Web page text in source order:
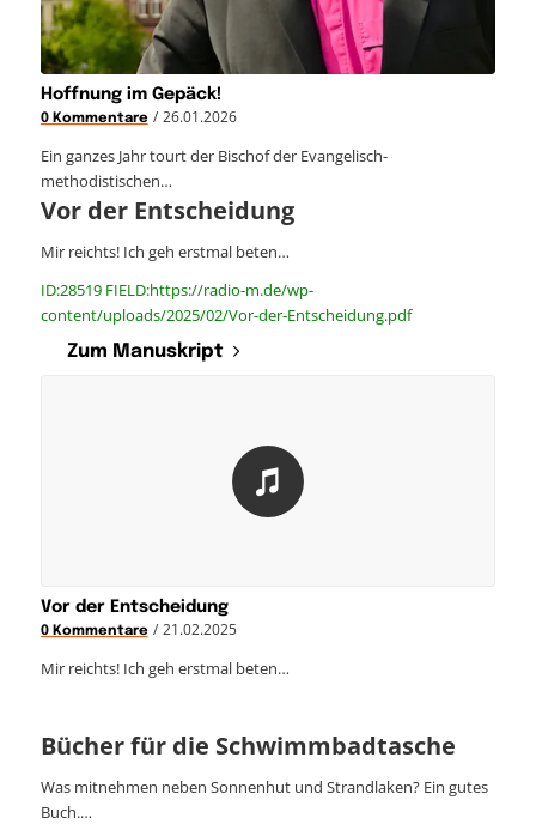
Hoffnung im Gepäck!
0 Kommentare / 26.01.2026
Ein ganzes Jahr tourt der Bischof der Evangelisch-
methodistischen…
Vor der Entscheidung
Mir reichts! Ich geh erstmal beten…
ID:28519 FIELD:https://radio-m.de/wp-
content/uploads/2025/02/Vor-der-Entscheidung.pdf
Zum Manuskript
Vor der Entscheidung
0 Kommentare / 21.02.2025
Mir reichts! Ich geh erstmal beten…
Bücher für die Schwimmbadtasche
Was mitnehmen neben Sonnenhut und Strandlaken? Ein gutes
Buch.…